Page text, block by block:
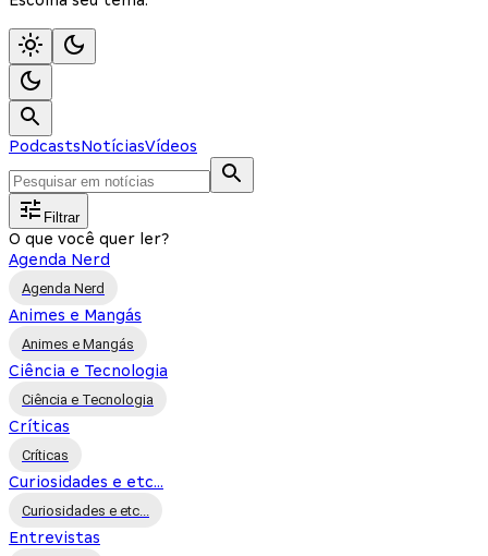
PodcastsNotíciasVídeos
Filtrar
O que você quer ler?
Agenda Nerd
Agenda Nerd
Animes e Mangás
Animes e Mangás
Ciência e Tecnologia
Ciência e Tecnologia
Críticas
Críticas
Curiosidades e etc...
Curiosidades e etc...
Entrevistas